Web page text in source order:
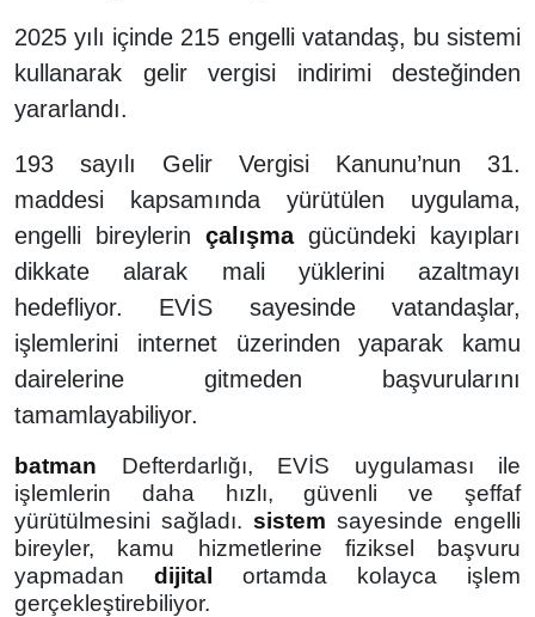
2025 yılı içinde 215 engelli vatandaş, bu sistemi
kullanarak gelir vergisi indirimi desteğinden
yararlandı.
193 sayılı Gelir Vergisi Kanunu’nun 31.
maddesi kapsamında yürütülen uygulama,
engelli bireylerin çalışmagücündeki kayıpları
dikkate alarak mali yüklerini azaltmayı
hedefliyor. EVİS sayesinde vatandaşlar,
işlemlerini internet üzerinden yaparak kamu
dairelerine gitmeden başvurularını
tamamlayabiliyor.
batman Defterdarlığı, EVİS uygulaması ile
işlemlerin daha hızlı, güvenli ve şeffaf
yürütülmesini sağladı. sistem sayesinde engelli
bireyler, kamu hizmetlerine fiziksel başvuru
yapmadan dijital
ortamda kolayca işlem
gerçekleştirebiliyor.